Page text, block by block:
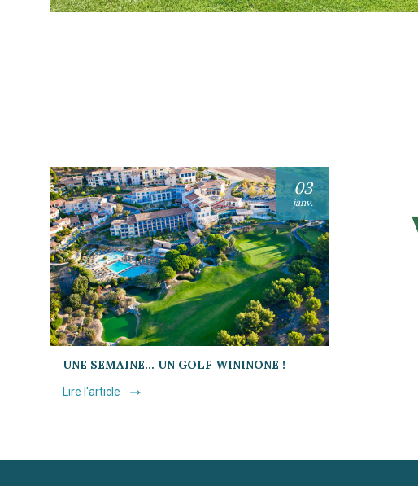
03
janv.
UNE SEMAINE… UN GOLF WININONE !
Lire l'article